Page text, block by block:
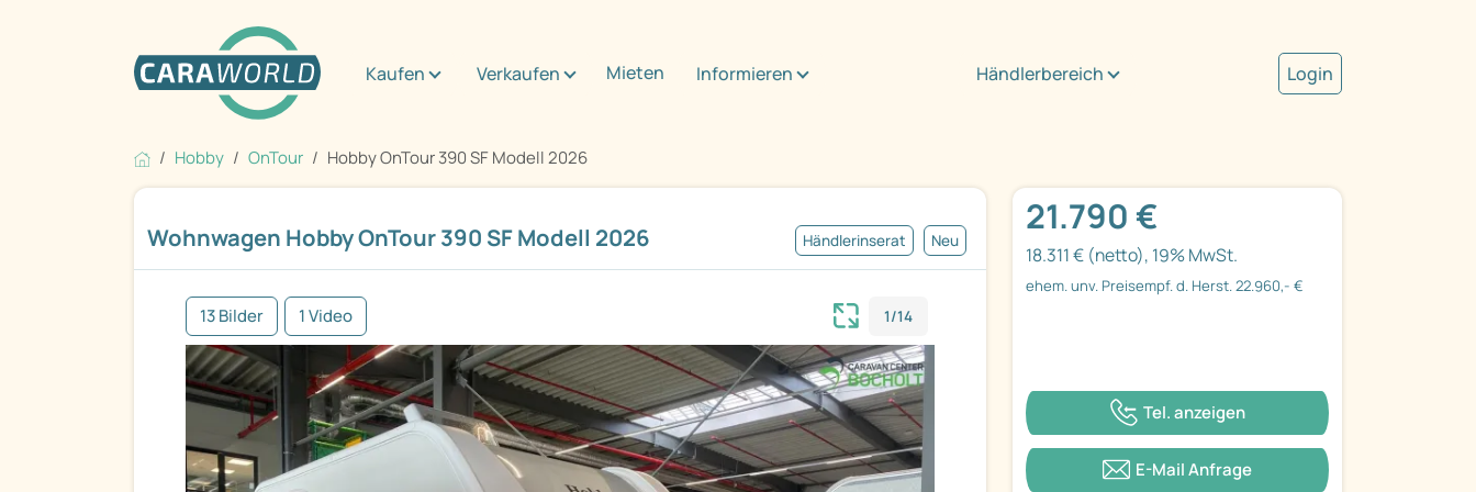
Kaufen Verkaufen Mieten Informieren Händlerbereich Login
Hobby OnTour Hobby OnTour 390 SF Modell 2026
Wohnwagen Hobby OnTour 390 SF Modell 2026 Händlerinserat Neu
13 Bilder 1 Video 1/14
21.790 €
18.311 € (netto), 19% MwSt.
ehem. unv. Preisempf. d. Herst. 22.960,- €
Tel. anzeigen
E-Mail Anfrage